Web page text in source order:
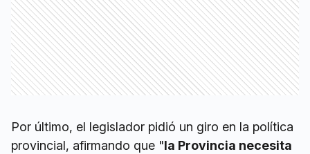
Por último, el legislador pidió un giro en la política
provincial, afirmando que "la Provincia necesita